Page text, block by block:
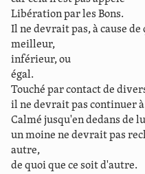
Libération par les Bons.
Il ne devrait pas, à cause de
meilleur,
inférieur, ou
égal.
Touché par contact de
il ne devrait pas continuer
Calmé jusqu'en dedans de
un moine ne devrait pas
autre,
de quoi que ce soit d'autre.